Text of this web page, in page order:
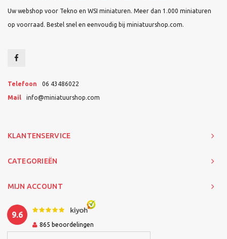
Uw webshop voor Tekno en WSI miniaturen. Meer dan 1.000 miniaturen
op voorraad. Bestel snel en eenvoudig bij miniatuurshop.com.
Telefoon 06 43486022
Mail info@miniatuurshop.com
KLANTENSERVICE
CATEGORIEËN
MIJN ACCOUNT
9.6
865 beoordelingen